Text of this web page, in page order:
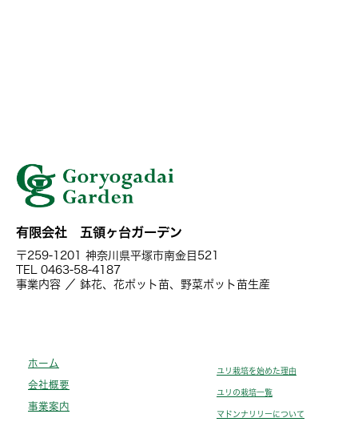
有限会社 五領ヶ台ガーデン
〒259-1201 神奈川県平塚市南金目521
TEL 0463-58-4187
事業内容 ／ 鉢花、花ポット苗、野菜ポット苗生産
ホーム
会社概要
事業案内
ユリ栽培を始めた理由
ユリの栽培一覧
マドンナリリーについて